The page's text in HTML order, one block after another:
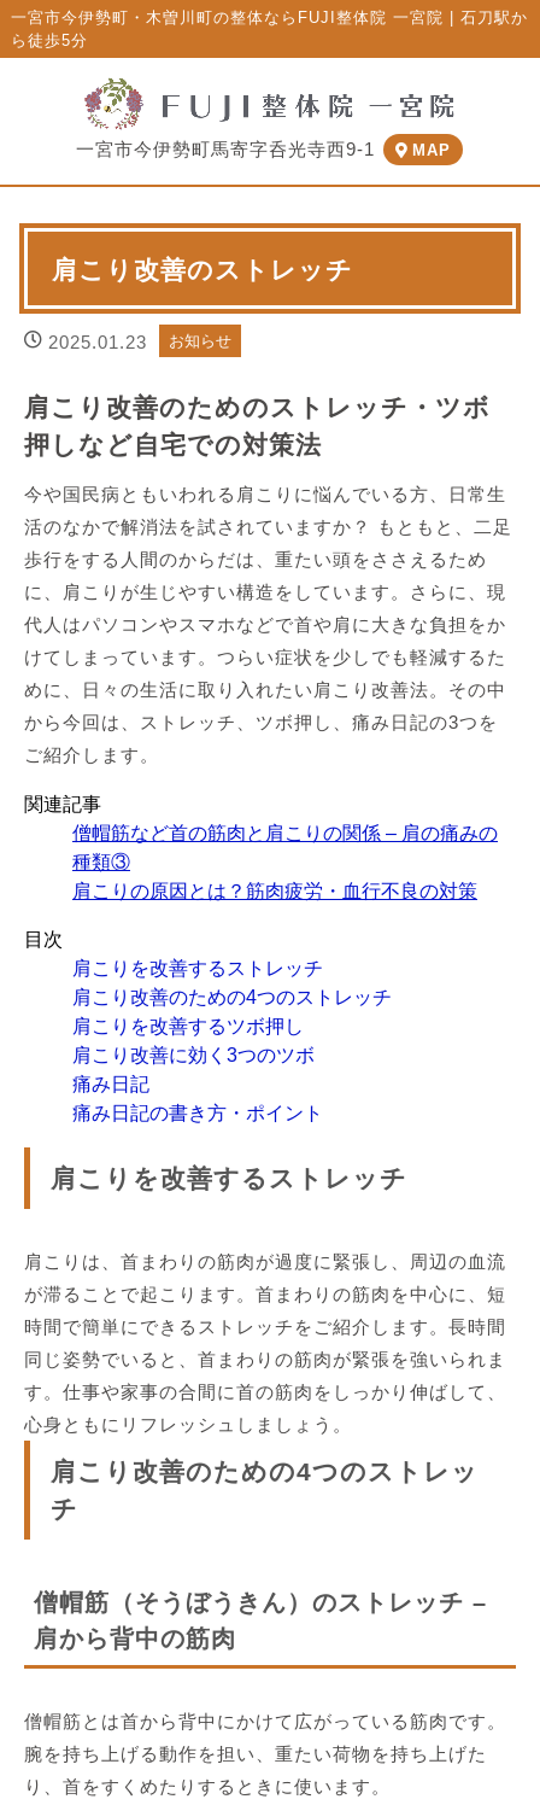
一宮市今伊勢町・木曽川町の整体ならFUJI整体院 一宮院 | 石刀駅か
ら徒歩5分
一宮市今伊勢町馬寄字呑光寺西9-1 MAP
肩こり改善のストレッチ
2025.01.23 お知らせ
肩こり改善のためのストレッチ・ツボ
押しなど自宅での対策法
今や国民病ともいわれる肩こりに悩んでいる方、日常生
活のなかで解消法を試されていますか？ もともと、二足
歩行をする人間のからだは、重たい頭をささえるため
に、肩こりが生じやすい構造をしています。さらに、現
代人はパソコンやスマホなどで首や肩に大きな負担をか
けてしまっています。つらい症状を少しでも軽減するた
めに、日々の生活に取り入れたい肩こり改善法。その中
から今回は、ストレッチ、ツボ押し、痛み日記の3つを
ご紹介します。
関連記事
僧帽筋など首の筋肉と肩こりの関係 – 肩の痛みの
種類③
肩こりの原因とは？筋肉疲労・血行不良の対策
目次
肩こりを改善するストレッチ
肩こり改善のための4つのストレッチ
肩こりを改善するツボ押し
肩こり改善に効く3つのツボ
痛み日記
痛み日記の書き方・ポイント
肩こりを改善するストレッチ
肩こりは、首まわりの筋肉が過度に緊張し、周辺の血流
が滞ることで起こります。首まわりの筋肉を中心に、短
時間で簡単にできるストレッチをご紹介します。長時間
同じ姿勢でいると、首まわりの筋肉が緊張を強いられま
す。仕事や家事の合間に首の筋肉をしっかり伸ばして、
心身ともにリフレッシュしましょう。
肩こり改善のための4つのストレッ
チ
僧帽筋（そうぼうきん）のストレッチ –
肩から背中の筋肉
僧帽筋とは首から背中にかけて広がっている筋肉です。
腕を持ち上げる動作を担い、重たい荷物を持ち上げた
り、首をすくめたりするときに使います。